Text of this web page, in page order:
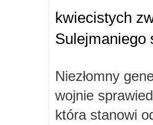
kwiecistych
Sulejmaniego
Niezłomny
wojnie
która stanowi